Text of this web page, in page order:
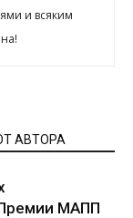
и всяким
АВТОРА
МАПП